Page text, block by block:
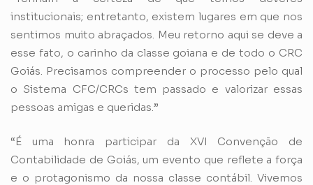
institucionais; entretanto, existem lugares em que nos
sentimos muito abraçados. Meu retorno aqui se deve a
esse fato, o carinho da classe goiana e de todo o CRC
Goiás. Precisamos compreender o processo pelo qual
o Sistema CFC/CRCs tem passado e valorizar essas
pessoas amigas e queridas.”
“É uma honra participar da XVI Convenção de
Contabilidade de Goiás, um evento que reflete a força
e o protagonismo da nossa classe contábil. Vivemos